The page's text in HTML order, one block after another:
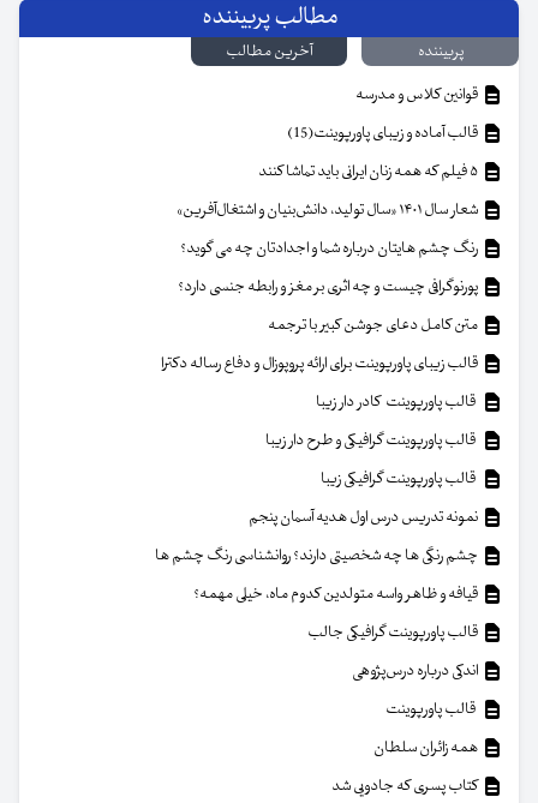
مطالب پربیننده
پربیننده
آخرین مطالب
قوانین کلاس و مدرسه
قالب آماده و زیبای پاورپوینت(15)
شعار سال ۱۴۰۱ «سال تولید، دانش‌بنیان و اشتغال‌آفرین»
رنگ چشم هایتان درباره شما و اجدادتان چه می گوید؟
پورنوگرافی چیست و چه اثری بر مغز و رابطه جنسی دارد؟
متن کامل دعای جوشن کبیر با ترجمه
قالب زیبای پاورپوینت برای ارائه پروپوزال و دفاع رساله دکترا
قالب پاورپوینت کادر دار زیبا
قالب پاورپوینت گرافیکی و طرح دار زیبا
قالب پاورپوینت گرافیکی زیبا
نمونه تدریس درس اول هدیه آسمان پنجم
چشم رنگی ها چه شخصیتی دارند؟ روانشناسی رنگ چشم ها
قیافه و ظاهر واسه متولدین کدوم ماه، خیلی مهمه؟
قالب پاورپوینت گرافیکی جالب
اندکی درباره درس‌پژوهی
قالب پاورپوینت
همه زائران سلطان
کتاب پسری که جادویی شد